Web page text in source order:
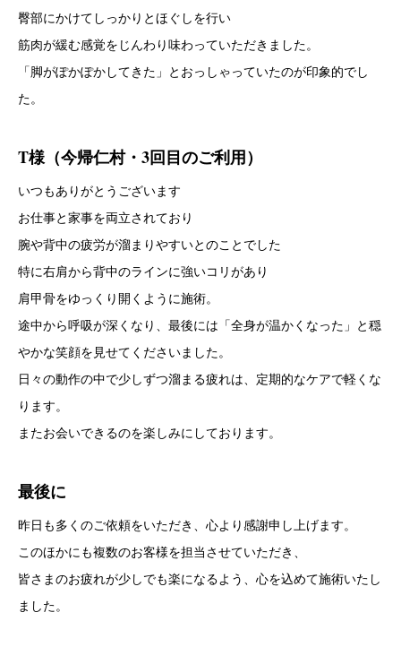
臀部にかけてしっかりとほぐしを行い
筋肉が緩む感覚をじんわり味わっていただきました。
「脚がぽかぽかしてきた」とおっしゃっていたのが印象的でし
た。
T様（今帰仁村・3回目のご利用）
いつもありがとうございます
お仕事と家事を両立されており
腕や背中の疲労が溜まりやすいとのことでした
特に右肩から背中のラインに強いコリがあり
肩甲骨をゆっくり開くように施術。
途中から呼吸が深くなり、最後には「全身が温かくなった」と穏
やかな笑顔を見せてくださいました。
日々の動作の中で少しずつ溜まる疲れは、定期的なケアで軽くな
ります。
またお会いできるのを楽しみにしております。
最後に
昨日も多くのご依頼をいただき、心より感謝申し上げます。
このほかにも複数のお客様を担当させていただき、
皆さまのお疲れが少しでも楽になるよう、心を込めて施術いたし
ました。